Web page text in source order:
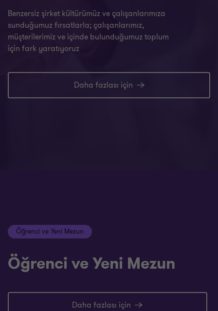
Benzersiz şirket kültürümüz ve çalışanlarımıza
sunduğumuz fırsatlarla; çalışanlarımız,
müşterilerimiz ve içinde bulunduğumuz toplum
için fark yaratıyoruz
Daha fazlası için
Öğrenci ve Yeni Mezun
Öğrenci ve Yeni Mezun
Daha fazlası için